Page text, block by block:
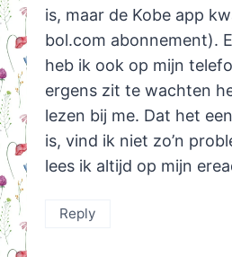
is, maar de Kobe app
bol.com abonnement).
heb ik ook op mijn
ergens zit te wachten
lezen bij me. Dat het
is, vind ik niet zo’n
lees ik altijd op mijn
Reply